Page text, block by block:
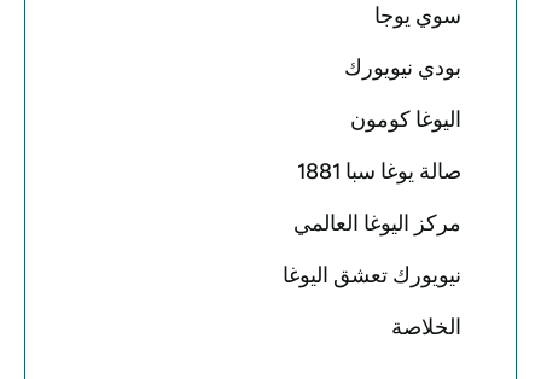
سوي يوجا
بودي نيويورك
اليوغا كومون
صالة يوغا سبا 1881
مركز اليوغا العالمي
نيويورك تعشق اليوغا
الخلاصة